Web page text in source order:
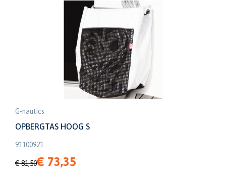
G-nautics
OPBERGTAS HOOG S
91100921
€ 81,50€ 73,35